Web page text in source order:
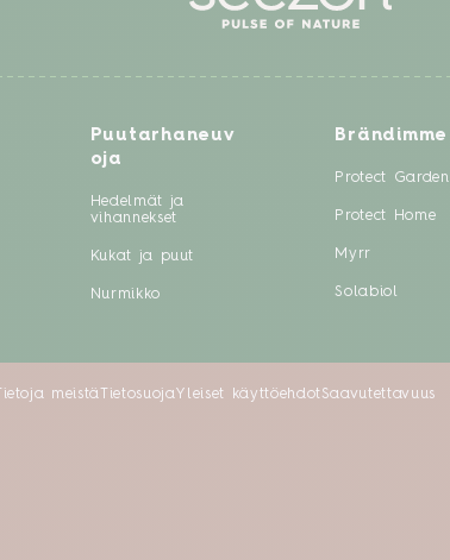
Puutarhaneuv
oja
Hedelmät ja
vihannekset
Kukat ja puut
Nurmikko
Brändimme
Protect Garden
Protect Home
Myrr
Solabiol
Tietoja meistä TietosuojaYleiset käyttöehdotSaavutettavuus